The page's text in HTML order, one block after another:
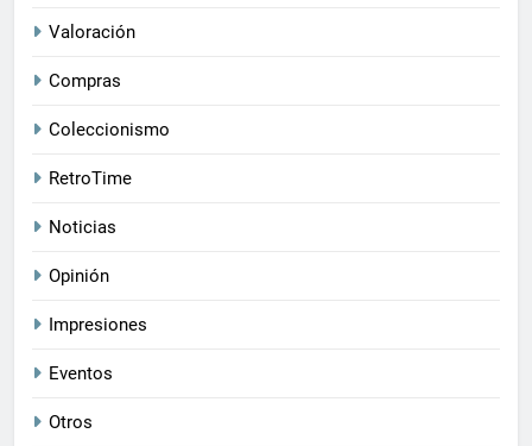
Valoración
Compras
Coleccionismo
RetroTime
Noticias
Opinión
Impresiones
Eventos
Otros